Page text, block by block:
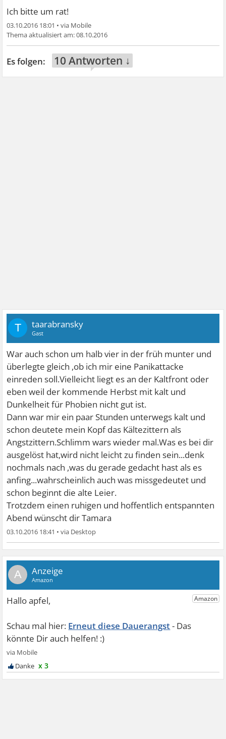
Ich bitte um rat!
03.10.2016 18:01 •
08.10.2016
10 Antworten ↓
T taarabransky
Gast
War auch schon um halb vier in der früh munter und
überlegte gleich ,ob ich mir eine Panikattacke
einreden soll.Vielleicht liegt es an der Kaltfront oder
eben weil der kommende Herbst mit kalt und
Dunkelheit für Phobien nicht gut ist.
Dann war mir ein paar Stunden unterwegs kalt und
schon deutete mein Kopf das Kältezittern als
Angstzittern.Schlimm wars wieder mal.Was es bei dir
ausgelöst hat,wird nicht leicht zu finden sein...denk
nochmals nach ,was du gerade gedacht hast als es
anfing...wahrscheinlich auch was missgedeutet und
schon beginnt die alte Leier.
Trotzdem einen ruhigen und hoffentlich entspannten
Abend wünscht dir Tamara
03.10.2016 18:41 •
A
Erneut diese Dauerangst
x 3